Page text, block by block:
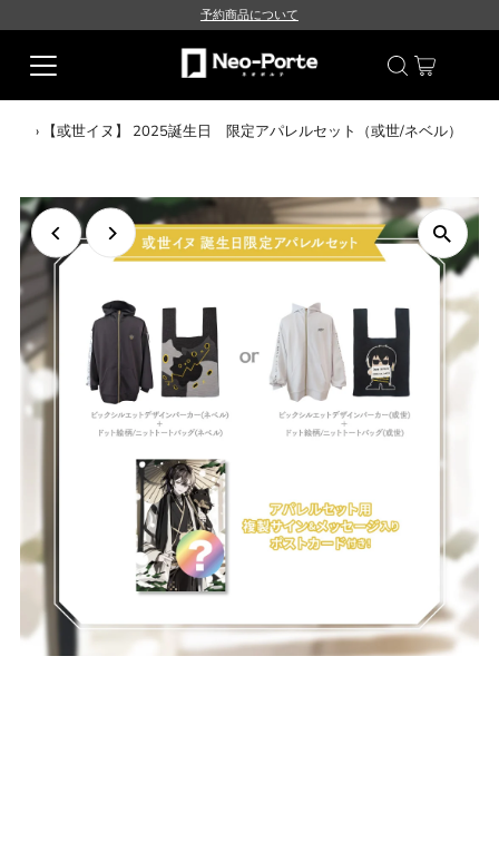
予約商品について
› 【或世イヌ】 2025誕生日 限定アパレルセット（或世/ネベル）